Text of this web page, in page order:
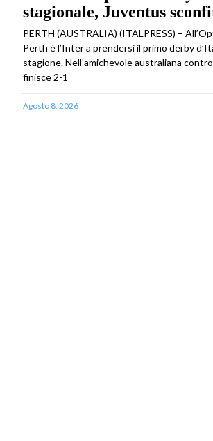
stagionale, Juventus
PERTH (AUSTRALIA) (ITALPRESS) –
Perth è l’Inter a prendersi il primo derby
stagione. Nell’amichevole australiana
finisce 2-1
Agosto 8, 2026